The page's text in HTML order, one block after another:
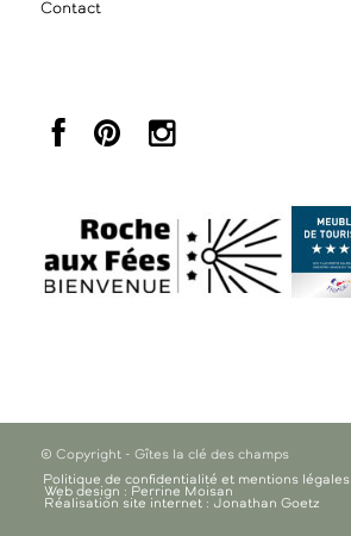
Contact
© Copyright - Gîtes la clé des champs
Politique de confidentialité et mentions légales
Web design : Perrine Moisan
Réalisation site internet : Jonathan Goetz